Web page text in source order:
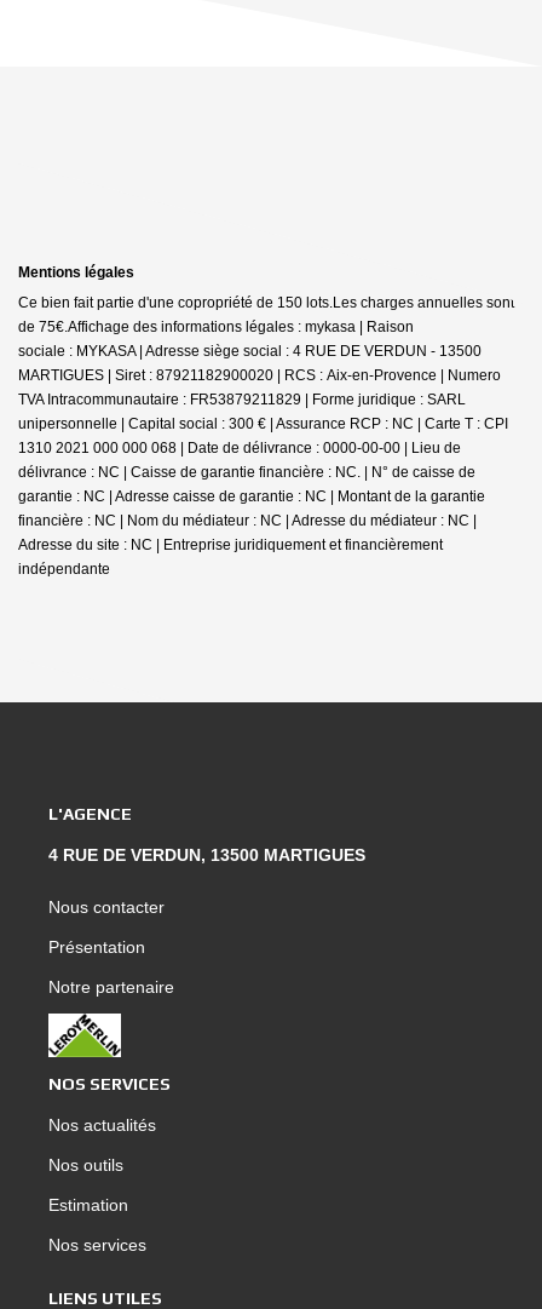
Mentions légales
Ce bien fait partie d'une copropriété de 150 lots.Les charges annuelles sont
de 75€.Affichage des informations légales : mykasa | Raison
sociale : MYKASA | Adresse siège social : 4 RUE DE VERDUN - 13500
MARTIGUES | Siret : 87921182900020 | RCS : Aix-en-Provence | Numero
TVA Intracommunautaire : FR53879211829 | Forme juridique : SARL
unipersonnelle | Capital social : 300 € | Assurance RCP : NC | Carte T : CPI
1310 2021 000 000 068 | Date de délivrance : 0000-00-00 | Lieu de
délivrance : NC | Caisse de garantie financière : NC. | N° de caisse de
garantie : NC | Adresse caisse de garantie : NC | Montant de la garantie
financière : NC | Nom du médiateur : NC | Adresse du médiateur : NC |
Adresse du site : NC | Entreprise juridiquement et financièrement
indépendante
L'AGENCE
4 RUE DE VERDUN, 13500 MARTIGUES
Nous contacter
Présentation
Notre partenaire
NOS SERVICES
Nos actualités
Nos outils
Estimation
Nos services
LIENS UTILES